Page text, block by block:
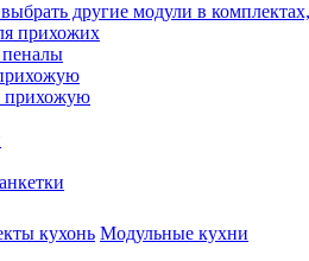
другие модули в
прихожих
прихожую
кухонь Модульные кухни